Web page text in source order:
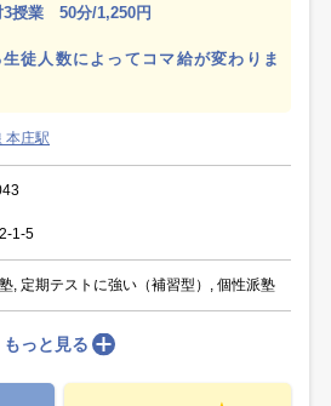
3授業 50分/1,250円
徒人数によってコマ給が変わりま
本庄駅
1-5
, 定期テストに強い（補習型）, 個性派塾
もっと見る